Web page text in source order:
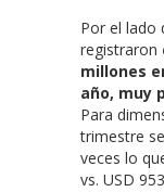
Por el lado
registraron
millones
año, muy
Para
trimestre
veces lo
vs. USD